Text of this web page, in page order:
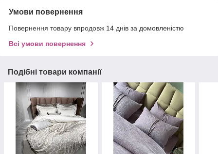
Умови повернення
Повернення товару впродовж 14 днів за домовленістю
Всі умови повернення
Подібні товари компанії